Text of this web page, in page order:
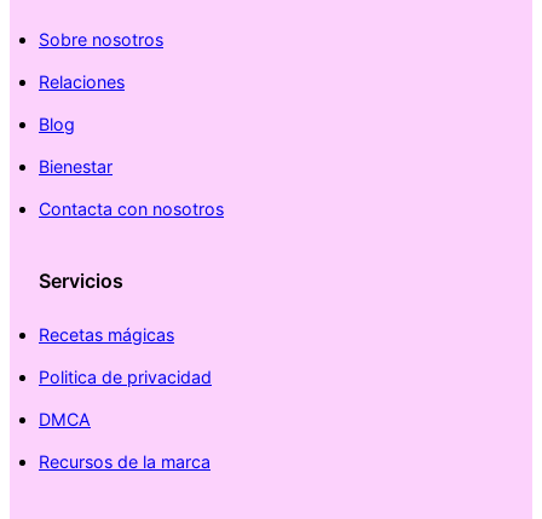
Sobre nosotros
Relaciones
Blog
Bienestar
Contacta con nosotros
Servicios
Recetas mágicas
Politica de privacidad
DMCA
Recursos de la marca